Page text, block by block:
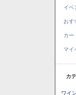
イベ
おす
カー
マイ
カテ
ワイ